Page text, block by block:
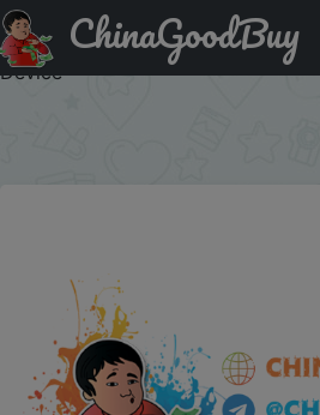
Паридбати з промокодом
Ocean Series 32GB Micro SD
Device
ChinaGoodBuy